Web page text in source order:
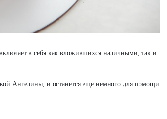
в себя как вложившихся наличными, так и
Ангелины, и останется еще немного для помощи